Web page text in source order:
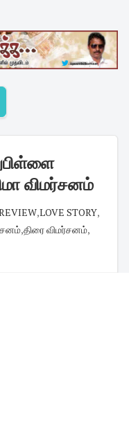
விமர்சனம்
,LOVE STORY,
,திரை விமர்சனம்,